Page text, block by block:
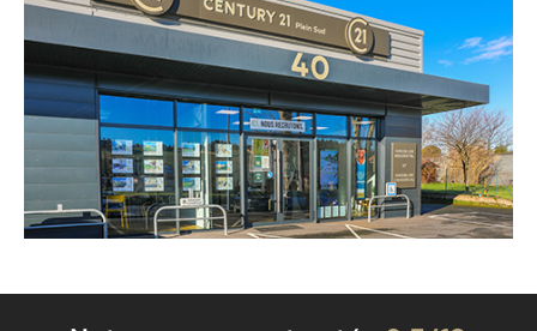
CENTURY 21 Plein Sud
40 route de Castres
ALBI - 81000
Envoyer un message
Téléphoner à l'agence